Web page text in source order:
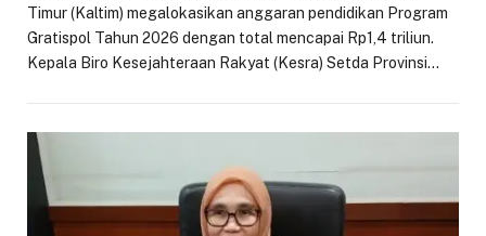
Timur (Kaltim) megalokasikan anggaran pendidikan Program
Gratispol Tahun 2026 dengan total mencapai Rp1,4 triliun.
Kepala Biro Kesejahteraan Rakyat (Kesra) Setda Provinsi…